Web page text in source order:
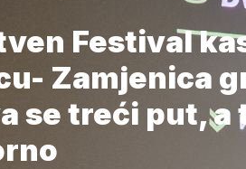
Festival
Zamjenica
se treći put,